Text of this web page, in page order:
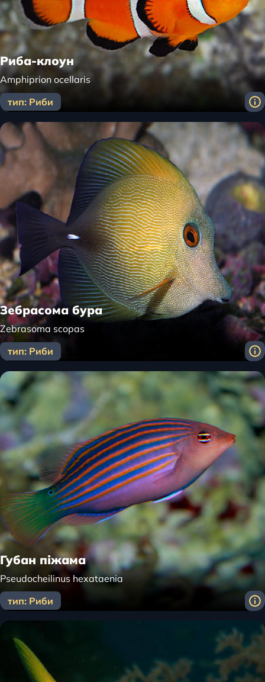
Риба-клоун
Amphiprion ocellaris
тип: Риби
Зебрасома бура
Zebrasoma scopas
тип: Риби
Губан піжама
Pseudocheilinus hexataenia
тип: Риби